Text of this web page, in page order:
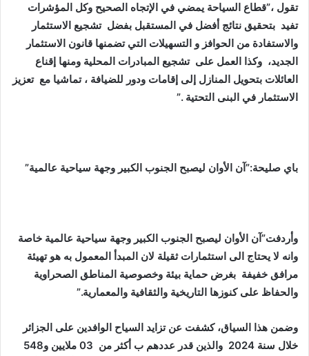
تقول ،”قطاع السياحة يمضي في الإتجاه الصحيح وكل المؤشرات
تفيد بتحقيق نتائج أفضل في المستقبل بفضل تشجيع الاستثمار
والاستفادة من الحوافز و التسهيلات التي تضمنها قانون الاستثمار
الجديد، وكذا العمل على تشجيع المبادرات المحلية ومنها إقناع
العائلات بتحويل المنازل إلى إقامات ودور للضيافة ، تماشيا مع تعزيز
الاستثمار في البنى التحتية .”
باي صليحة:”آن الأوان ليصبح الجنوب الكبير وجهة سياحية عالمية”
وأردفت”آن الأوان ليصبح الجنوب الكبير وجهة سياحية عالمية خاصة
وانه لا يحتاج الى استثمارات ثقيلة لان المبدأ المعمول به هو تهيئة
مرافق خفيفة بغرض حماية بيئة وخصوصية المناطق الصحراوية
والحفاظ على كنوزها التاريخية والثقافية والمعمارية.”
وضمن هذا السياق، كشفت عن تزايد السياح الوافدين على الجزائر
خلال سنة 2024 والذين قدر عددهم ب أكثر من 03 ملايين و548